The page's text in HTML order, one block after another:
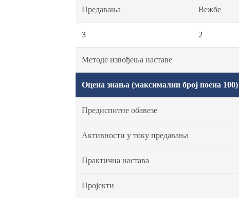
Предавања Вежбе
3 2
Методе извођења наставе
Оцена знања (максимални број поена 100)
Предиспитне обавезе
Активности у току предавања
Практична настава
Пројекти